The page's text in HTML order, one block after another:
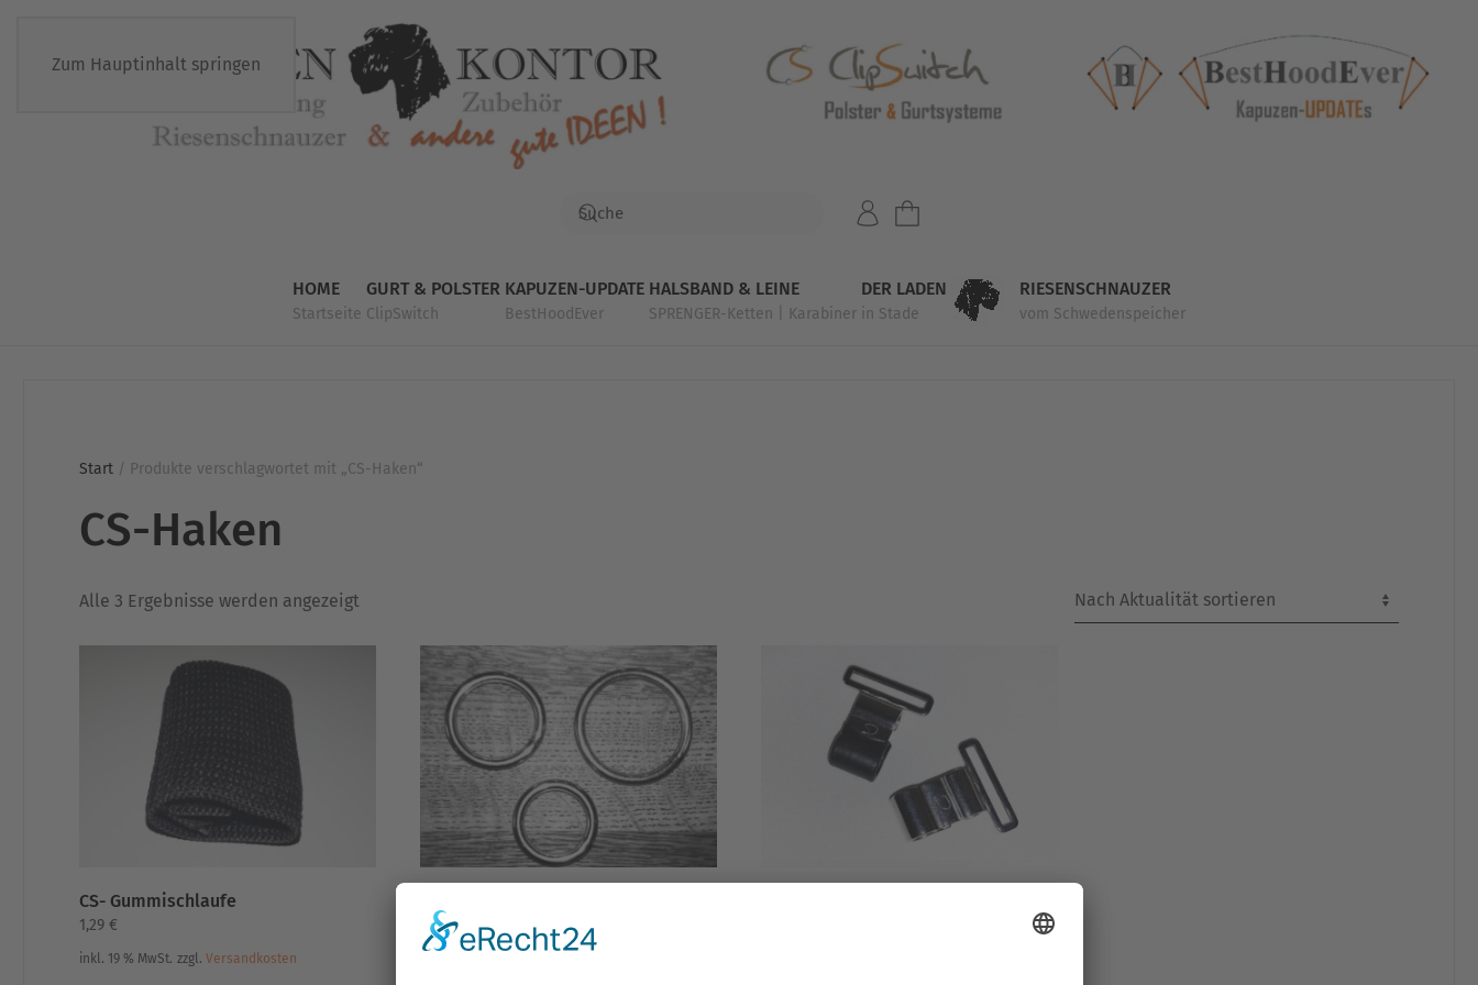
Zum Hauptinhalt springen
HOME
Startseite
GURT & POLSTER
ClipSwitch
KAPUZEN-UPDATE
BestHoodEver
HALSBAND & LEINE
SPRENGER-Ketten | Karabiner
DER LADEN
in Stade
RIESENSCHNAUZER
vom Schwedenspeicher
Start / Produkte verschlagwortet mit „CS-Haken“
CS-Haken
Alle 3 Ergebnisse werden angezeigt
CS- Gummischlaufe
1,29 €
inkl. 19 % MwSt. zzgl. Versandkosten
CS- Haken
ab 1,99€